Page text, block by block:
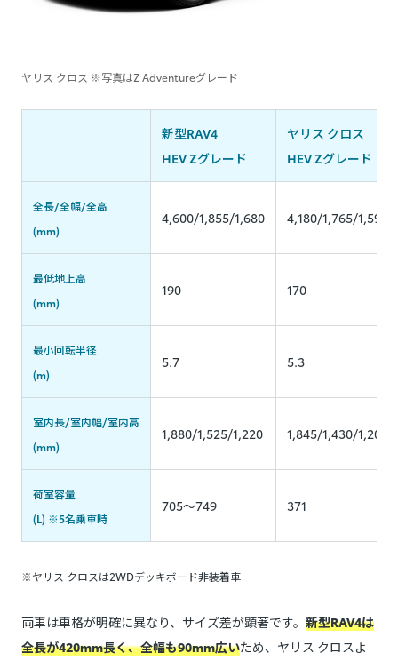
ヤリス クロス ※写真はZ Adventureグレード
新型RAV4
HEV Zグレード
ヤリス クロス
HEV Zグレード
全長/全幅/全高
(mm)
4,600/1,855/1,680 4,180/1,765/1,590
最低地上高
(mm)
190 170
最小回転半径
(m)
5.7 5.3
室内長/室内幅/室内高
(mm)
1,880/1,525/1,220 1,845/1,430/1,205
荷室容量
(L) ※5名乗車時
705～749 371
※ヤリス クロスは2WDデッキボード非装着車
両車は車格が明確に異なり、サイズ差が顕著です。 新型RAV4は
全長が420mm長く、全幅も90mm広いため、ヤリス クロスよ